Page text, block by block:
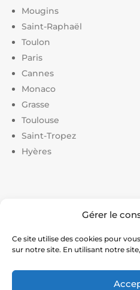
Gérer le
Ce site utilise des cookies pour
sur notre site. En utilisant notre
Mougins
Saint-Raphaël
Toulon
Paris
Cannes
Monaco
Grasse
Toulouse
Saint-Tropez
Hyères
Liens
tennis|Prix construction
construction terrain de